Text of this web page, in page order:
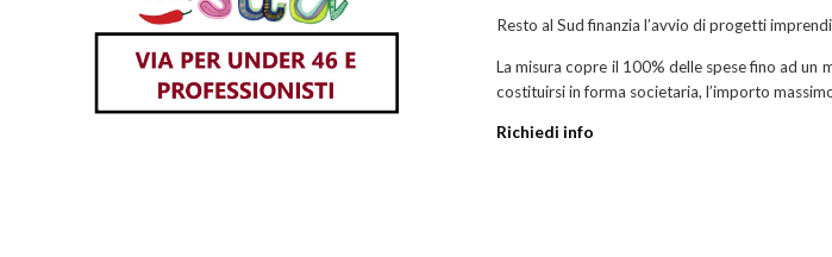
Resto al Sud finanzia l’avvio di progetti
La misura copre il 100% delle spese fino ad un
costituirsi in forma societaria, l’importo
Richiedi info